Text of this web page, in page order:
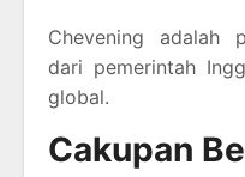
Chevening adalah
dari pemerintah
global.
Cakupan